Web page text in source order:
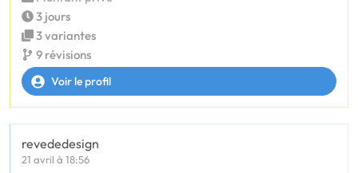
3 jours
3 variantes
9 révisions
Voir le profil
revededesign
21 avril à 18:56